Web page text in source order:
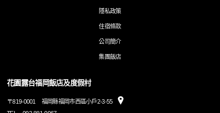
隱私政策
住宿條款
公司簡介
集團飯店
花園露台福岡飯店及度假村
〒819-0001
福岡縣福岡市西區小戶2-3-55